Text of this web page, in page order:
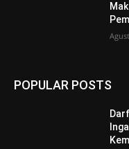
POPULAR POSTS